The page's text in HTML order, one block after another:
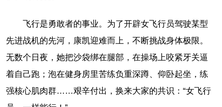
飞行是勇敢者的事业。为了开辟女飞行员驾驶某型
先进战机的先河，康凯迎难而上，不断挑战身体极限。
无数个日夜，她把沙袋绑在腿部，在操场上咬紧牙关逼
着自己跑；泡在健身房里苦练负重深蹲、仰卧起坐，练
强核心肌肉群……艰辛付出，换来大家的共识：“女飞行